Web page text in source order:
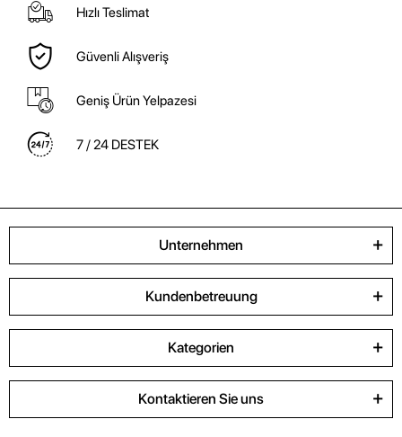
Hızlı Teslimat
Güvenli Alışveriş
Geniş Ürün Yelpazesi
7 / 24 DESTEK
Unternehmen
Kundenbetreuung
Kategorien
Kontaktieren Sie uns